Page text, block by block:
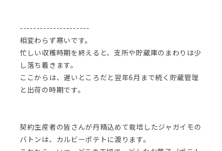
---------------------
相変わらず寒いです。
忙しい収穫時期を終えると、支所や貯蔵庫のまわりは少
し落ち着きます。
ここからは、遅いところだと翌年6月まで続く貯蔵管理
と出荷の時期です。
契約生産者の皆さんが丹精込めて栽培したジャガイモの
バトンは、カルビーポテトに渡ります。